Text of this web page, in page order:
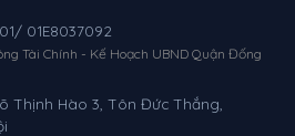
01E8037092
Tài Chính - Kế Hoạch UBND Quận Đống
Thịnh Hào 3, Tôn Đức Thắng,